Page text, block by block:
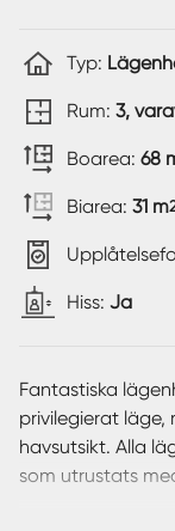
Typ:
Rum: 3,
Boarea: 68
Biarea: 31 m
Hiss: Ja
Fantastiska
privilegierat läge,
havsutsikt. Alla
som utrustats